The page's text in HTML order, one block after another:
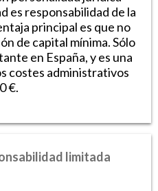
es responsabilidad de la
principal es que no
de capital mínima. Sólo
en España, y es una
costes administrativos
€.
limitada